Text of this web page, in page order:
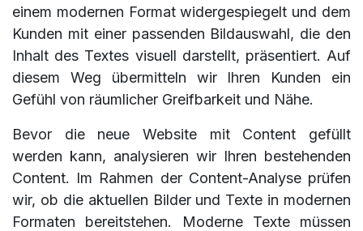
einem modernen Format widergespiegelt und dem
Kunden mit einer passenden Bildauswahl, die den
Inhalt des Textes visuell darstellt, präsentiert. Auf
diesem Weg übermitteln wir Ihren Kunden ein
Gefühl von räumlicher Greifbarkeit und Nähe.
Bevor die neue Website mit Content gefüllt
werden kann, analysieren wir Ihren bestehenden
Content. Im Rahmen der Content-Analyse prüfen
wir, ob die aktuellen Bilder und Texte in modernen
Formaten bereitstehen. Moderne Texte müssen